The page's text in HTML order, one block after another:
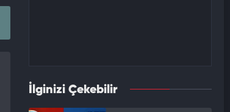
İlginizi Çekebilir